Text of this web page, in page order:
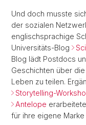
Und doch musste
der sozialen
englischsprachige
Universitäts-Blog
Blog lädt Postdocs
Geschichten über
Leben zu teilen.
Storytelling-
Antelope
für ihre eigene